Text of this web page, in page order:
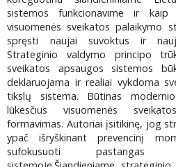
sistemos funkcionavime ir
visuomenės sveikatos palaikymo
spręsti naujai suvoktus ir
Strateginio valdymo principo
sveikatos apsaugos sistemos
deklaruojama ir realiai vykdoma
tikslų sistema. Būtinas
lūkesčius visuomenės
formavimas. Autoriai įsitikinę, jog
ypač išryškinant prevencinį
sufokusuoti pastangas